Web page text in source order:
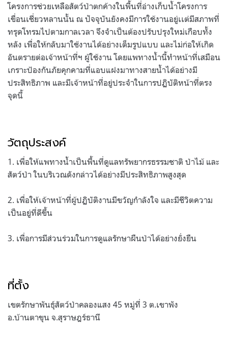
โครงการช่วยเหลือสัตว์ป่าตกค้างในพื้นที่อ่างเก็บน้ำโครงการ
เขื่อนเชี่ยวหลานนั้น ณ ปัจจุบันยังคงมีการใช้งานอยู่เเต่มีสภาพที่
ทรุดโทรมไปตามกาลเวลา จึงจำเป็นต้องปรับปรุงใหม่เกือบทั้ง
หลัง เพื่อให้กลับมาใช้งานได้อย่างเต็มรูปแบบ และไม่ก่อให้เกิด
อันตรายต่อเจ้าหน้าที่ฯ ผู้ใช้งาน โดยแพทางน้ำนี้ทำหน้าที่เสมือน
เกราะป้องกันภัยคุกคามที่แอบแฝงมาทางสายน้ำได้อย่างมี
ประสิทธิภาพ และมีเจ้าหน้าที่อยู่ประจำในการปฏิบัติหน้าที่ตรง
จุดนี้
วัตถุประสงค์
1. เพื่อให้แพทางน้ำเป็นพื้นที่ดูแลทรัพยากรธรรมชาติ ป่าไม้ และ
สัตว์ป่า ในบริเวณดังกล่าวได้อย่างมีประสิทธิภาพสูงสุด
2. เพื่อให้เจ้าหน้าที่ผู้ปฏิบัติงานมีขวัญกำลังใจ และมีชีวิตความ
เป็นอยู่ที่ดีขึ้น
3. เพื่อการมีส่วนร่วมในการดูแลรักษาผืนป่าได้อย่างยั่งยืน
ที่ตั้ง
เขตรักษาพันธุ์สัตว์ป่าคลองแสง 45 หมู่ที่ 3 ต.เขาพัง
อ.บ้านตาขุน จ.สุราษฎร์ธานี